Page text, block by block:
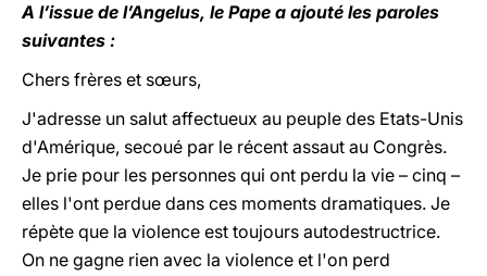
A l’issue de l’Angelus, le Pape a ajouté les paroles
suivantes :
Chers frères et sœurs,
J'adresse un salut affectueux au peuple des Etats-Unis
d'Amérique, secoué par le récent assaut au Congrès.
Je prie pour les personnes qui ont perdu la vie – cinq –
elles l'ont perdue dans ces moments dramatiques. Je
répète que la violence est toujours autodestructrice.
On ne gagne rien avec la violence et l'on perd